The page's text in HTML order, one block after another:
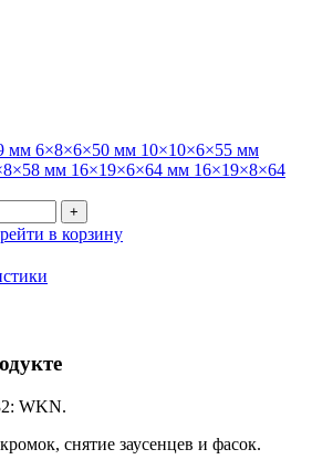
мм 6×8×6×50 мм 10×10×6×55 мм
мм 16×19×6×64 мм 16×19×8×64
в корзину
WKN.
снятие заусенцев и фасок.